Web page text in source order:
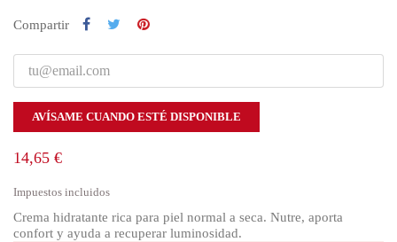
Compartir
AVÍSAME CUANDO ESTÉ DISPONIBLE
14,65 €
Impuestos incluidos
Crema hidratante rica para piel normal a seca. Nutre, aporta
confort y ayuda a recuperar luminosidad.